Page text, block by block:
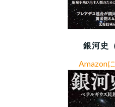
銀河史
Amazon